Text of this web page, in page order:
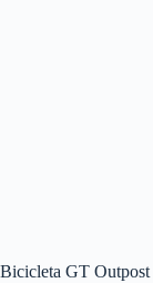
Bicicleta GT